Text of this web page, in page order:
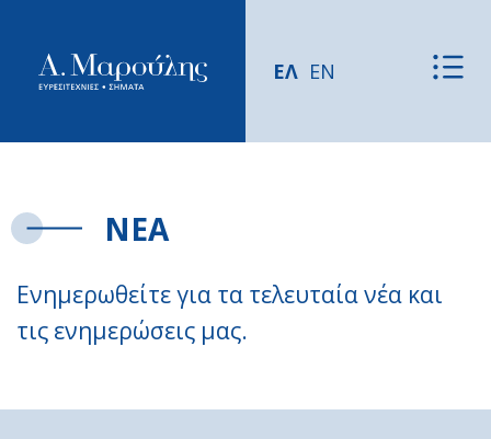
ΕΛ EN
ΝΕΑ
Ενημερωθείτε για τα τελευταία νέα και
τις ενημερώσεις μας.